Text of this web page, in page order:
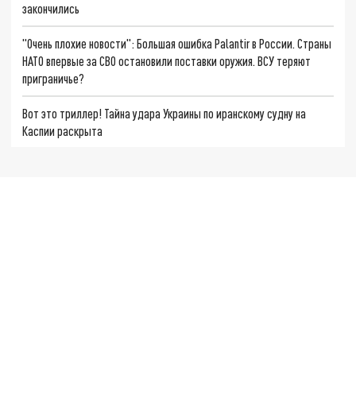
закончились
"Очень плохие новости": Большая ошибка Palantir в России. Страны
НАТО впервые за СВО остановили поставки оружия. ВСУ теряют
приграничье?
Вот это триллер! Тайна удара Украины по иранскому судну на
Каспии раскрыта